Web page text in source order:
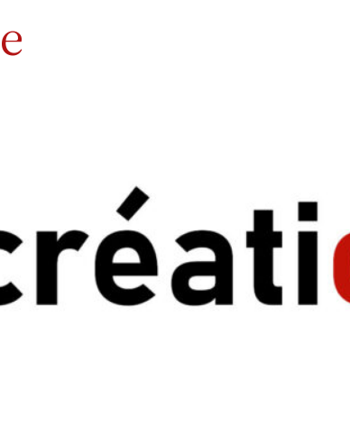
à s’exprimer et jouer avec nos corps en
sensible afin d’affiner ses perceptions
vers le plaisir du jeu, et déployer se
pour apprendre à écouter, observer,